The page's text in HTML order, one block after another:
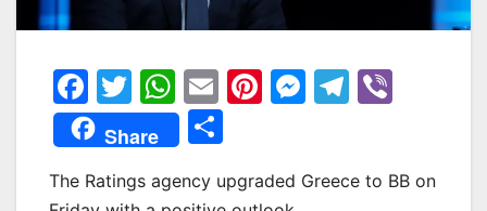
F
a
c
e
T
w
itt
er
W
h
at
s
E
m
ai
l
Pi
e
M
s
T
gr
Share
ρ
The Ratings agency upgraded Greece to BB on